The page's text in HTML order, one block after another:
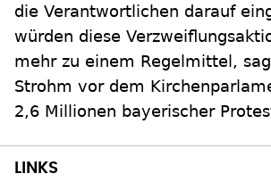
die Verantwortlichen darauf
würden diese
mehr zu einem Regelmittel,
Strohm vor dem
2,6 Millionen bayerischer